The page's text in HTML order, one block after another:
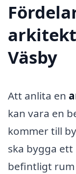
Väsby
Att anlita en
kan vara en
kommer till
ska bygga
befintligt rum